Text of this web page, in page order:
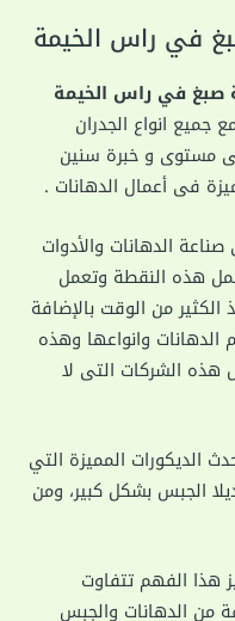
في راس الخيمة
صبغ في راس الخيمة
انواع الجدران
مستوى و خبرة سنين
فى أعمال الدهانات .
الدهانات والأدوات
هذه النقطة وتعمل
الكثير من الوقت بالإضافة
وانواعها وهذه
هذه الشركات التى لا
الديكورات المميزة التي
الجبس بشكل كبير، ومن
هذا الفهم تتفاوت
من الدهانات والجبس